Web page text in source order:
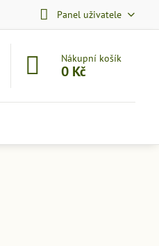
Panel uživatele
Nákupní košík
0 Kč